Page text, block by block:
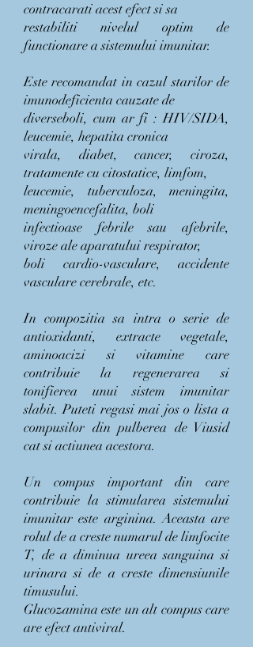
contracarati acest efect si sa
restabilitinivelul optim de
functionare a sistemului imunitar.
Este recomandat in cazul starilor de
imunodeficienta cauzate de
diverseboli, cum ar fi : HIV/SIDA,
leucemie, hepatita cronica
virala, diabet,cancer, ciroza,
tratamente cu citostatice, limfom,
leucemie, tuberculoza, meningita,
meningoencefalita, boli
infectioase febrile sau afebrile,
virozeale aparatului respirator,
boli cardio-vasculare, accidente
vascularecerebrale, etc.
In compozitia sa intra o serie de
antioxidanti, extracte vegetale,
aminoacizi si vitamine care
contribuie la regenerarea si
tonifierea unui sistem imunitar
slabit. Puteti regasi mai jos o lista a
compusilor din pulberea de Viusid
cat si actiunea acestora.
Un compus important din care
contribuie la stimularea sistemului
imunitar este arginina. Aceasta are
rolul de a creste numarul de limfocite
T, de a diminua ureea sanguina si
urinara si de a creste dimensiunile
timusului.
Glucozamina este un alt compus care
are efect antiviral.